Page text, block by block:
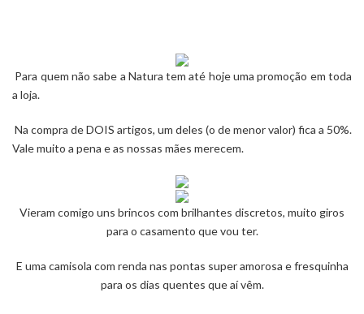
Para quem não sabe a Natura tem até hoje uma promoção em toda
a loja.
Na compra de DOIS artigos, um deles (o de menor valor) fica a 50%.
Vale muito a pena e as nossas mães merecem.
Vieram comigo uns brincos com brilhantes discretos, muito giros
para o casamento que vou ter.
E uma camisola com renda nas pontas super amorosa e fresquinha
para os dias quentes que aí vêm.